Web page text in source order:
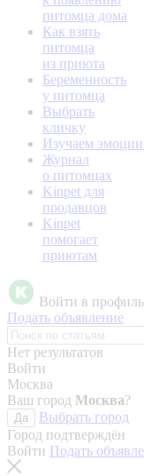
питомца дома
Как взять
питомца
из приюта
Беременность
у питомца
Выбрать
кличку
Изучаем
Журнал
о питомцах
Kinpet для
продавцов
Kinpet
помогает
приютам
Войти в профиль
Подать объявление
Нет результатов
Войти
Москва
Ваш город Москва?
Да
Выбрать город
Город подтверждён
Войти Подать